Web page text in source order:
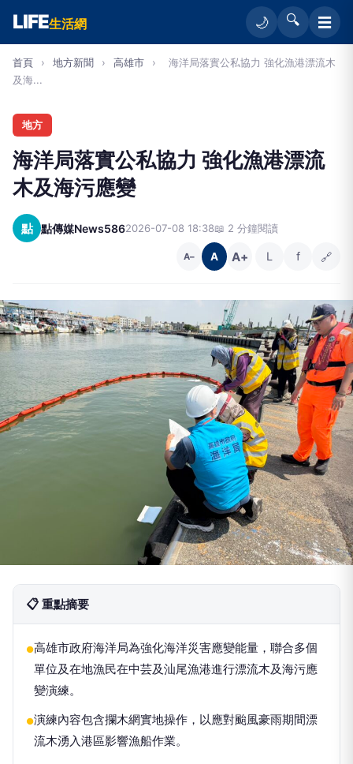
LIFE生活網 🌙 🔍 ☰
首頁 › 地方新聞 › 高雄市 ›
海洋局落實公私協力 強化漁港漂流木
及海...
地方
海洋局落實公私協力 強化漁港漂流
木及海污應變
點 點傳媒News5862026-07-08 18:38📖 2 分鐘閱讀
A− A A+ L f 🔗
📋 重點摘要
●高雄市政府海洋局為強化海洋災害應變能量，聯合多個
單位及在地漁民在中芸及汕尾漁港進行漂流木及海污應
變演練。
●演練內容包含攔木網實地操作，以應對颱風豪雨期間漂
流木湧入港區影響漁船作業。